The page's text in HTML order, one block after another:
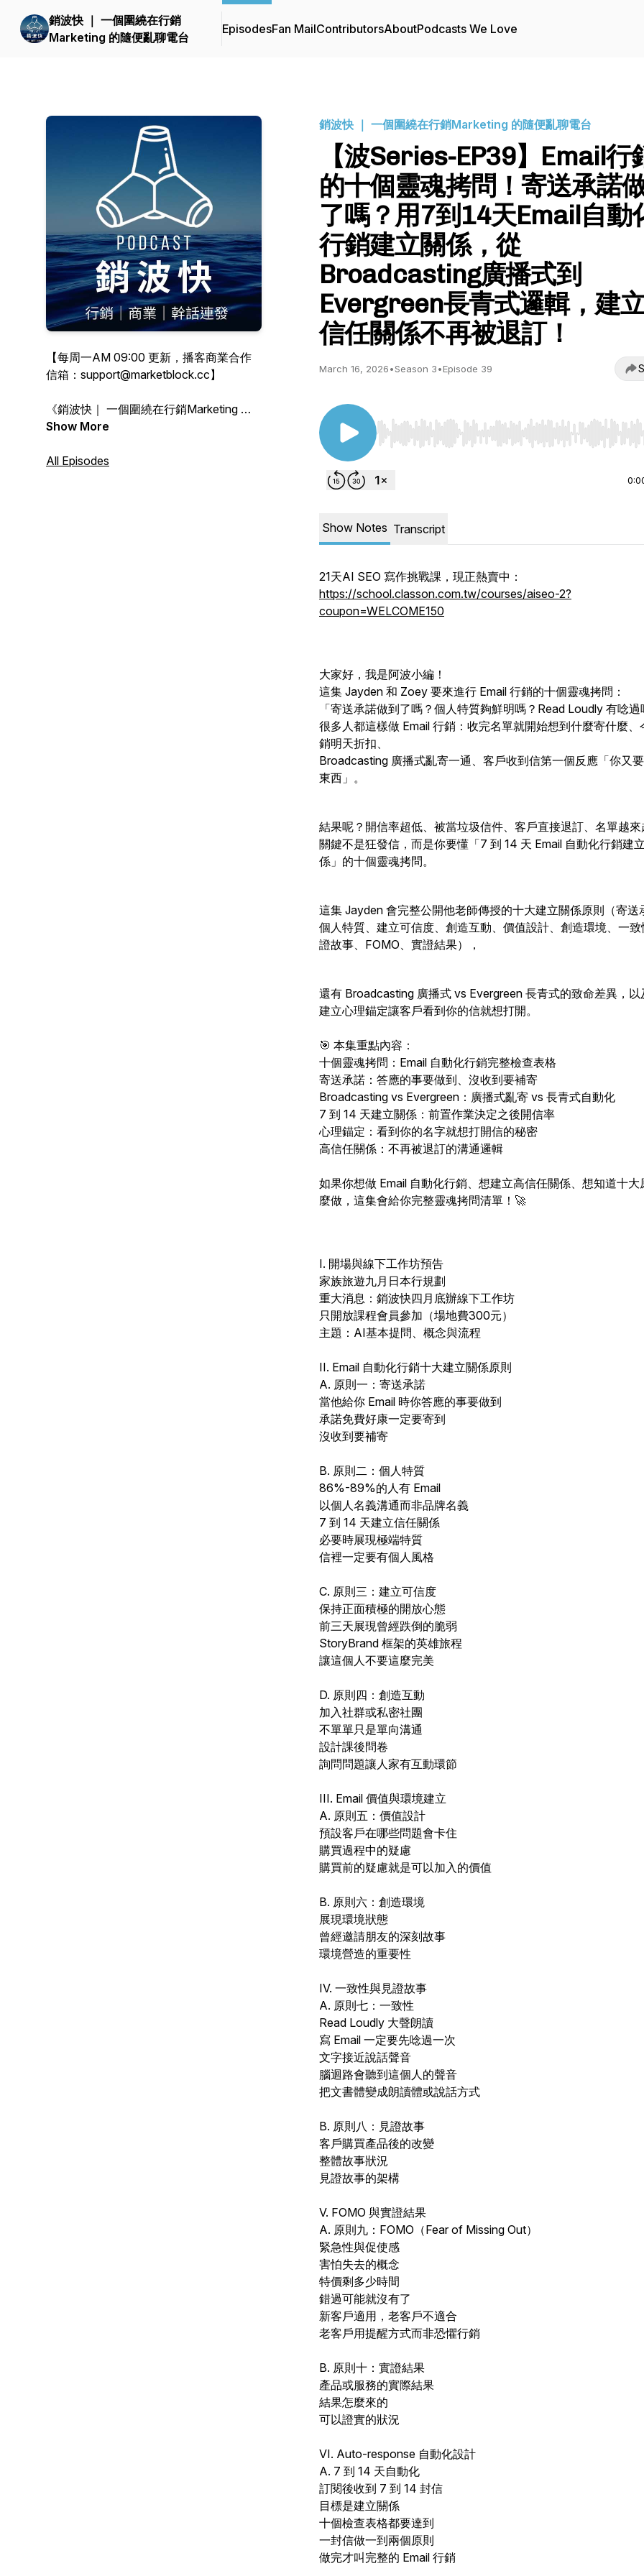
銷波快 ｜ 一個圍繞在行銷
Marketing 的隨便亂聊電台
EpisodesFan MailContributorsAboutPodcasts We Love
【每周一AM 09:00 更新，播客商業合作
信箱：support@marketblock.cc】
《銷波快｜ 一個圍繞在行銷Marketing 的
隨便亂聊電台》
「波」段企劃 > 「快」速學習
Show More
All Episodes
銷波快 ｜ 一個圍繞在行銷Marketing 的隨便亂聊電台
【波Series-EP39】Email行
的十個靈魂拷問！寄送承諾
了嗎？用7到14天Email自動
行銷建立關係，從
Broadcasting廣播式到
Evergreen長青式邏輯，建
信任關係不再被退訂！
March 16, 2026•Season 3•Episode 39
Use Left/Right to seek, Home/End to jump to start
Show Notes Transcript
21天AI SEO 寫作挑戰課，現正熱賣中：
https://school.classon.com.tw/courses/aiseo-2?
coupon=WELCOME150
大家好，我是阿波小編！
這集 Jayden 和 Zoey 要來進行 Email 行銷的十個靈魂拷問：
「寄送承諾做到了嗎？個人特質夠鮮明嗎？Read Loudly 有唸過
很多人都這樣做 Email 行銷：收完名單就開始想到什麼寄什麼、
銷明天折扣、
Broadcasting 廣播式亂寄一通、客戶收到信第一個反應「你又
東西」。
結果呢？開信率超低、被當垃圾信件、客戶直接退訂、名單越來
關鍵不是狂發信，而是你要懂「7 到 14 天 Email 自動化行銷建
係」的十個靈魂拷問。
這集 Jayden 會完整公開他老師傳授的十大建立關係原則（寄送
個人特質、建立可信度、創造互動、價值設計、創造環境、一致
證故事、FOMO、實證結果），
還有 Broadcasting 廣播式 vs Evergreen 長青式的致命差異，以
建立心理錨定讓客戶看到你的信就想打開。
🎯 本集重點內容：
十個靈魂拷問：Email 自動化行銷完整檢查表格
寄送承諾：答應的事要做到、沒收到要補寄
Broadcasting vs Evergreen：廣播式亂寄 vs 長青式自動化
7 到 14 天建立關係：前置作業決定之後開信率
心理錨定：看到你的名字就想打開信的秘密
高信任關係：不再被退訂的溝通邏輯
如果你想做 Email 自動化行銷、想建立高信任關係、想知道十大
麼做，這集會給你完整靈魂拷問清單！🚀
I. 開場與線下工作坊預告
家族旅遊九月日本行規劃
重大消息：銷波快四月底辦線下工作坊
只開放課程會員參加（場地費300元）
主題：AI基本提問、概念與流程
II. Email 自動化行銷十大建立關係原則
A. 原則一：寄送承諾
當他給你 Email 時你答應的事要做到
承諾免費好康一定要寄到
沒收到要補寄
B. 原則二：個人特質
86%-89%的人有 Email
以個人名義溝通而非品牌名義
7 到 14 天建立信任關係
必要時展現極端特質
信裡一定要有個人風格
C. 原則三：建立可信度
保持正面積極的開放心態
前三天展現曾經跌倒的脆弱
StoryBrand 框架的英雄旅程
讓這個人不要這麼完美
D. 原則四：創造互動
加入社群或私密社團
不單單只是單向溝通
設計課後問卷
詢問問題讓人家有互動環節
III. Email 價值與環境建立
A. 原則五：價值設計
預設客戶在哪些問題會卡住
購買過程中的疑慮
購買前的疑慮就是可以加入的價值
B. 原則六：創造環境
展現環境狀態
曾經邀請朋友的深刻故事
環境營造的重要性
IV. 一致性與見證故事
A. 原則七：一致性
Read Loudly 大聲朗讀
寫 Email 一定要先唸過一次
文字接近說話聲音
腦迴路會聽到這個人的聲音
把文書體變成朗讀體或說話方式
B. 原則八：見證故事
客戶購買產品後的改變
整體故事狀況
見證故事的架構
V. FOMO 與實證結果
A. 原則九：FOMO（Fear of Missing Out）
緊急性與促使感
害怕失去的概念
特價剩多少時間
錯過可能就沒有了
新客戶適用，老客戶不適合
老客戶用提醒方式而非恐懼行銷
B. 原則十：實證結果
產品或服務的實際結果
結果怎麼來的
可以證實的狀況
VI. Auto-response 自動化設計
A. 7 到 14 天自動化
訂閱後收到 7 到 14 封信
目標是建立關係
十個檢查表格都要達到
一封信做一到兩個原則
做完才叫完整的 Email 行銷